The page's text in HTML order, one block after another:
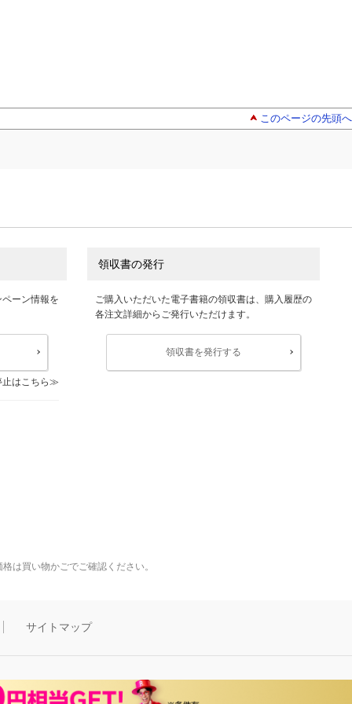
このページの先頭へ
ーン情報を
はこちら
領収書の発行
ご購入いただいた電子書籍の領収書は、購入履歴の
各注文詳細からご発行いただけます。
領収書を発行する
は買い物かごでご確認ください。
サイトマップ